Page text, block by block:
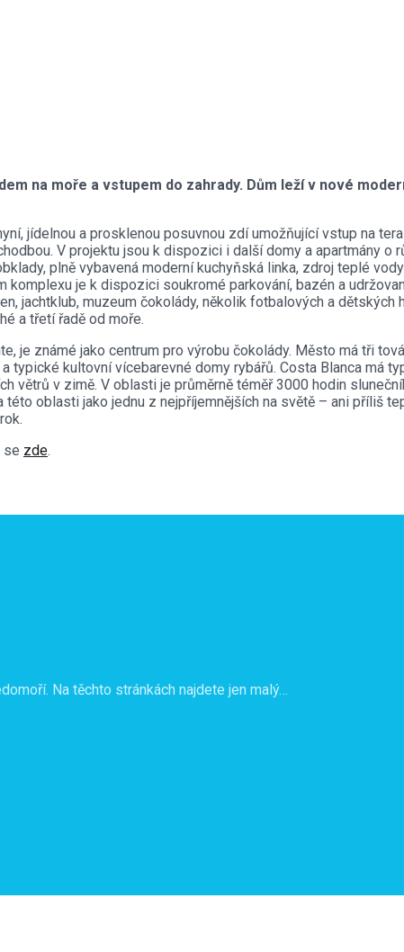
na moře a vstupem do zahrady. Dům leží v nové
jídelnou a prosklenou posuvnou zdí umožňující vstup na
V projektu jsou k dispozici i další domy a apartmány
plně vybavená moderní kuchyňská linka, zdroj teplé
je k dispozici soukromé parkování, bazén a
jachtklub, muzeum čokolády, několik fotbalových a
a třetí řadě od moře.
je známé jako centrum pro výrobu čokolády. Město má tři
typické kultovní vícebarevné domy rybářů. Costa Blanca má
větrů v zimě. V oblasti je průměrně téměř 3000 hodin
oblasti jako jednu z nejpříjemnějších na světě – ani příliš
se zde.
Na těchto stránkách najdete jen malý…